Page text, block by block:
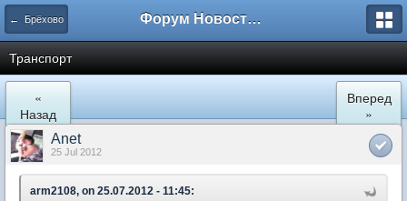
← Брёхово Форум Новостройки
Транспорт
«
Назад
Вперед
»
Anet
25 Jul 2012
arm2108, on 25.07.2012 - 11:45: